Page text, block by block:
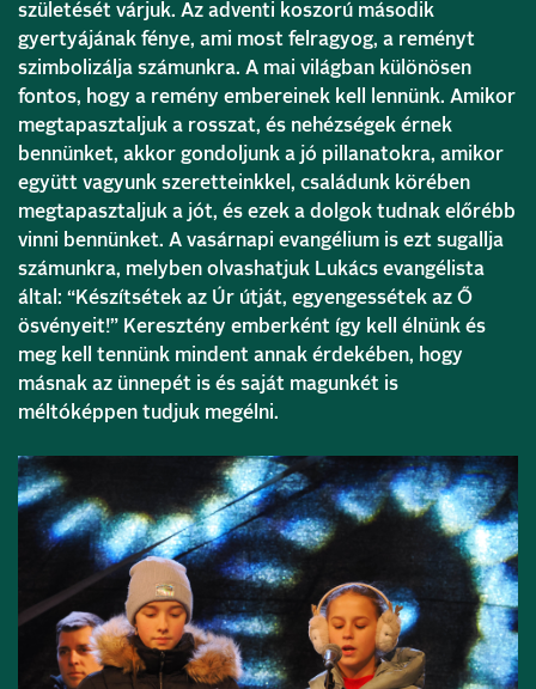
születését várjuk. Az adventi koszorú második
gyertyájának fénye, ami most felragyog, a reményt
szimbolizálja számunkra. A mai világban különösen
fontos, hogy a remény embereinek kell lennünk. Amikor
megtapasztaljuk a rosszat, és nehézségek érnek
bennünket, akkor gondoljunk a jó pillanatokra, amikor
együtt vagyunk szeretteinkkel, családunk körében
megtapasztaljuk a jót, és ezek a dolgok tudnak előrébb
vinni bennünket. A vasárnapi evangélium is ezt sugallja
számunkra, melyben olvashatjuk Lukács evangélista
által: “Készítsétek az Úr útját, egyengessétek az Ő
ösvényeit!” Keresztény emberként így kell élnünk és
meg kell tennünk mindent annak érdekében, hogy
másnak az ünnepét is és saját magunkét is
méltóképpen tudjuk megélni.